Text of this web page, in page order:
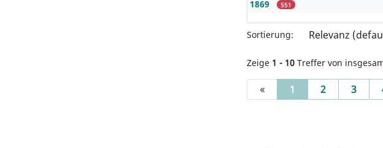
1869 551
Sortierung:
Zeige 1 - 10 Treffer von
« 1 (current)
2 3